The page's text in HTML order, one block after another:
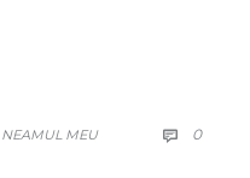
MEU  0